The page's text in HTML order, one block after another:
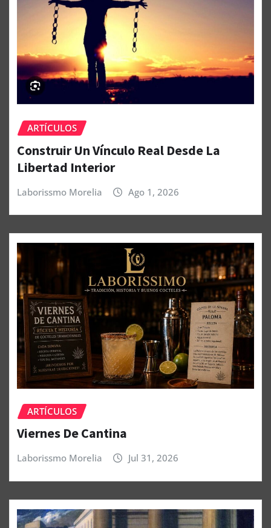
ARTÍCULOS
Construir Un Vínculo Real Desde La
Libertad Interior
Laborissmo Morelia Ago 1, 2026
ARTÍCULOS
Viernes De Cantina
Laborissmo Morelia Jul 31, 2026